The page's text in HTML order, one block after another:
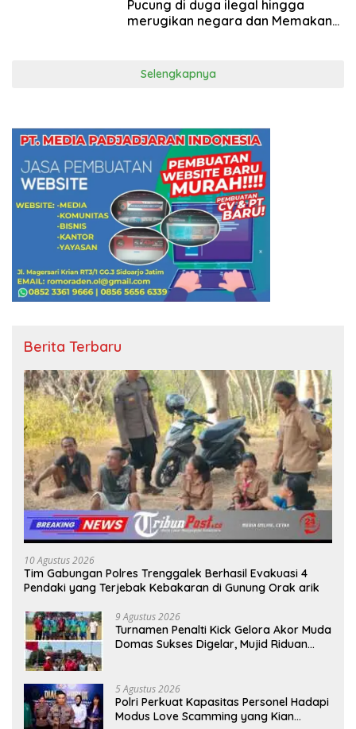
Pucung di duga ilegal hingga
merugikan negara dan Memakan
Selengkapnya
Berita Terbaru
10 Agustus 2026
Tim Gabungan Polres Trenggalek Berhasil Evakuasi 4
Pendaki yang Terjebak Kebakaran di Gunung Orak arik
9 Agustus 2026
Turnamen Penalti Kick Gelora Akor Muda
Domas Sukses Digelar, Mujid Riduan
5 Agustus 2026
Polri Perkuat Kapasitas Personel Hadapi
Modus Love Scamming yang Kian